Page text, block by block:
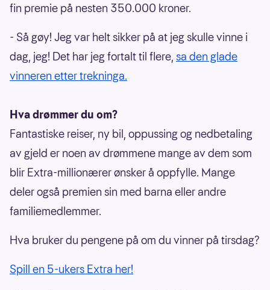
fin premie på nesten 350.000 kroner.
- Så gøy! Jeg var helt sikker på at jeg skulle vinne i
dag, jeg! Det har jeg fortalt til flere, sa den glade
vinneren etter trekninga.
Hva drømmer du om?
Fantastiske reiser, ny bil, oppussing og nedbetaling
av gjeld er noen av drømmene mange av dem som
blir Extra-millionærer ønsker å oppfylle. Mange
deler også premien sin med barna eller andre
familiemedlemmer.
Hva bruker du pengene på om du vinner på tirsdag?
Spill en 5-ukers Extra her!